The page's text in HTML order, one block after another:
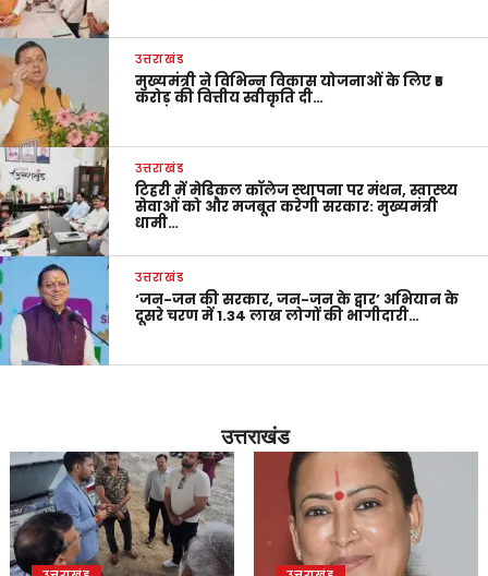
उत्तराखंड
मुख्यमंत्री ने विभिन्न विकास योजनाओं के लिए ₹5
करोड़ की वित्तीय स्वीकृति दी…
उत्तराखंड
टिहरी में मेडिकल कॉलेज स्थापना पर मंथन, स्वास्थ्य
सेवाओं को और मजबूत करेगी सरकार: मुख्यमंत्री
धामी…
उत्तराखंड
‘जन-जन की सरकार, जन-जन के द्वार’ अभियान के
दूसरे चरण में 1.34 लाख लोगों की भागीदारी…
उत्तराखंड